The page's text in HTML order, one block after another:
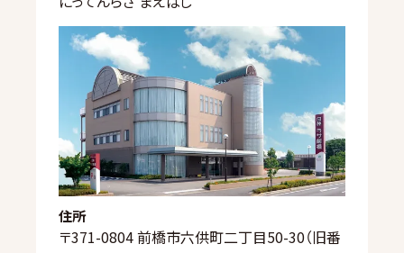
住所
〒371-0804 前橋市六供町二丁目50-30（旧番